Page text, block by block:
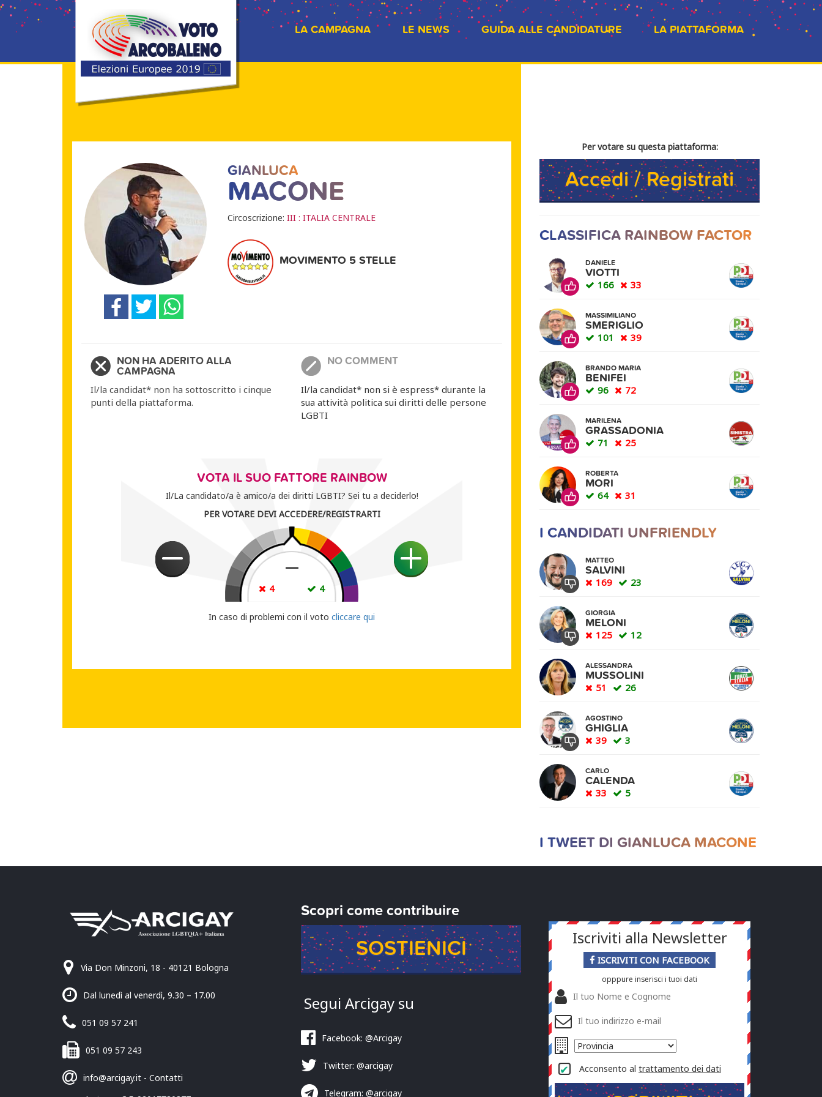
LA CAMPAGNA LE NEWS GUIDA ALLE CANDIDATURE LA PIATTAFORMA
GIANLUCA
MACONE
Circoscrizione:III : ITALIA CENTRALE
MOVIMENTO 5 STELLE
NON HA ADERITO ALLA
CAMPAGNA
Il/la candidat* non ha sottoscritto i cinque
punti della piattaforma.
NO COMMENT
Il/la candidat* non si è espress* durante la
sua attività politica sui diritti delle persone
LGBTI
VOTA IL SUO FATTORE RAINBOW
Il/La candidato/a è amico/a dei diritti LGBTI? Sei tu a deciderlo!
PER VOTARE DEVI ACCEDERE/REGISTRARTI
—
4 4
CONDIVIDI IL TUO VOTO
In caso di problemi con il voto cliccare qui
Per votare su questa piattaforma:
Accedi / Registrati
CLASSIFICA RAINBOW FACTOR
DANIELE
VIOTTI
166 33
MASSIMILIANO
SMERIGLIO
101 39
BRANDO MARIA
BENIFEI
96 72
MARILENA
GRASSADONIA
71 25
ROBERTA
MORI
64 31
I CANDIDATI UNFRIENDLY
MATTEO
SALVINI
169 23
GIORGIA
MELONI
125 12
ALESSANDRA
MUSSOLINI
51 26
AGOSTINO
GHIGLIA
39 3
CARLO
CALENDA
33 5
I TWEET DI GIANLUCA MACONE
Via Don Minzoni, 18 - 40121 Bologna
Dal lunedì al venerdì, 9.30 – 17.00
051 09 57 241
051 09 57 243
info@arcigay.it - Contatti
Scopri come contribuire
SOSTIENICI
Segui Arcigay su
Facebook: @Arcigay
Twitter: @arcigay
Telegram: @arcigay
Iscriviti alla Newsletter
ISCRIVITI CON FACEBOOK
opppure inserisci i tuoi dati
Acconsento al trattamento dei dati